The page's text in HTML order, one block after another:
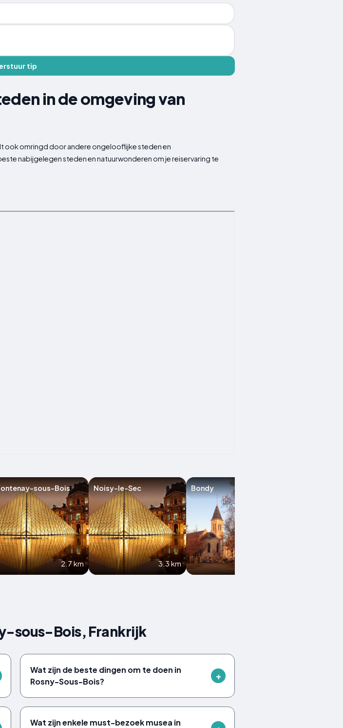
tip
in de omgeving van
ook omringd door andere ongelooflijke steden en
nabijgelegen steden en natuurwonderen om je reiservaring te
sous-Bois
2.7 km
Noisy-le-Sec
3.3 km
Bondy
sous-Bois, Frankrijk
Wat zijn de beste dingen om te doen in
Rosny-Sous-Bois?
Wat zijn enkele must-bezoek musea in